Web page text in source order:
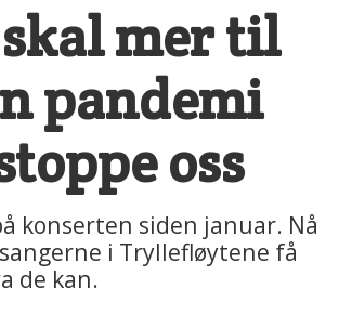
mer til
pandemi
oss
konserten siden januar. Nå
i Tryllefløytene få
de kan.